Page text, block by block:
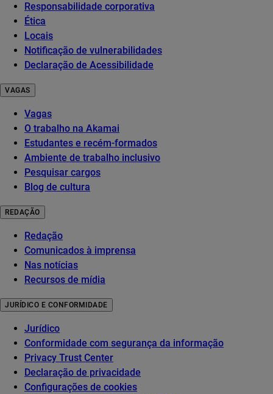
Responsabilidade corporativa
Ética
Locais
Notificação de vulnerabilidades
Declaração de Acessibilidade
VAGAS
Vagas
O trabalho na Akamai
Estudantes e recém-formados
Ambiente de trabalho inclusivo
Pesquisar cargos
Blog de cultura
REDAÇÃO
Redação
Comunicados à imprensa
Nas notícias
Recursos de mídia
JURÍDICO E CONFORMIDADE
Jurídico
Conformidade com segurança da informação
Privacy Trust Center
Declaração de privacidade
Configurações de cookies